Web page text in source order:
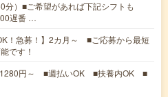
分）■ご希望があれば下記シフトも
遅番 …
！急募！】2カ月～ ■ご応募から最短
です！
1280円～ ■週払いOK ■扶養内OK ■